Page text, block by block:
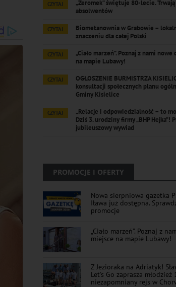
CZYTAJ
„Żeromek” świętuje 80-lecie.
absolwentów
CZYTAJ
Biometanownia w Grabowie –
znaczeniu dla całej Polski
CZYTAJ
„Ciało marzeń”. Poznaj z nami
na mapie Lubawy!
CZYTAJ
OGŁOSZENIE BURMISTRZA
konsultacji społecznych planu
Gminy Kisielice
CZYTAJ
„Relacje i odpowiedzialność – to
Dziś 3. urodziny firmy „BHP Hejka”!
jubileuszowy wywiad
PROMOCJE I OFERTY
Nowa sierpniowa gazetka
Iława już dostępna.
promocje
„Ciało marzeń”. Poznaj z
miejsce na mapie Lubawy!
Z Jezioraka na Adriatyk!
Let's Go zaprasza młodzież
niezapomniany rejs w